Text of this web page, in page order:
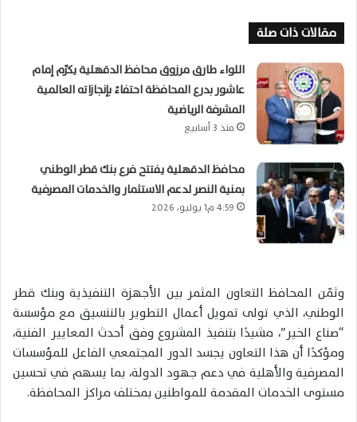
مقالات ذات صلة
اللواء طارق مرزوق محافظ الدقهلية يكرّم إمام
عاشور بدرع المحافظة احتفاءً بإنجازاته العالمية
المشرفة الرياضية
منذ 3 أسابيع
محافظ الدقهلية يفتتح فرع بنك قطر الوطني
بمنية النصر لدعم الاستثمار والخدمات المصرفية
4:59 م1 يوليو، 2026
وثمّن المحافظ التعاون المثمر بين الأجهزة التنفيذية وبنك قطر
الوطني، الذي تولى تمويل أعمال التطوير بالتنسيق مع مؤسسة
“صناع الخير”، مشيدًا بتنفيذ المشروع وفق أحدث المعايير الفنية،
ومؤكدًا أن هذا التعاون يجسد الدور المجتمعي الفاعل للمؤسسات
المصرفية والأهلية في دعم جهود الدولة، بما يسهم في تحسين
مستوى الخدمات المقدمة للمواطنين بمختلف مراكز المحافظة.